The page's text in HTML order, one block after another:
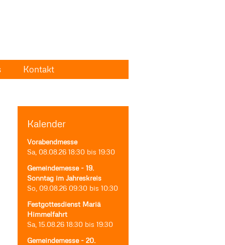
Kontakt
Kalender
Vorabendmesse
Sa, 08.08.26 18:30 bis 19:30
Gemeindemesse - 19.
Sonntag im Jahreskreis
So, 09.08.26 09:30 bis 10:30
Festgottesdienst Mariä
Himmelfahrt
Sa, 15.08.26 18:30 bis 19:30
Gemeindemesse - 20.